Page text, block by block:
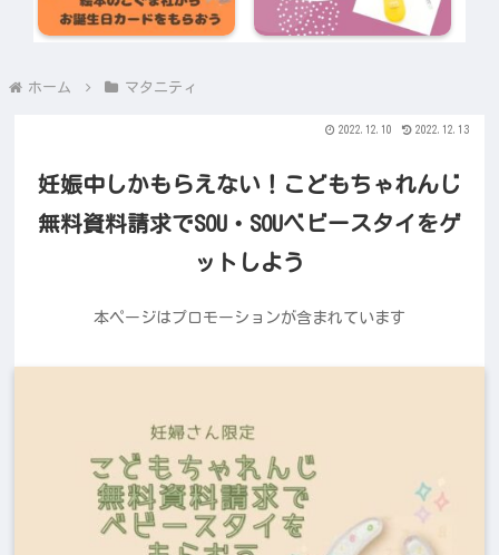
ホーム マタニティ
妊娠中しかもらえない！こどもちゃれんじ
無料資料請求でSOU・SOUベビースタイをゲ
ットしよう
本ページはプロモーションが含まれています
2022.12.10 2022.12.13